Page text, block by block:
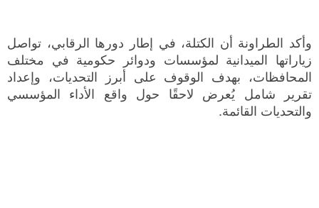
وأكد الطراونة أن الكتلة، في إطار دورها الرقابي، تواصل
زياراتها الميدانية لمؤسسات ودوائر حكومية في مختلف
المحافظات، بهدف الوقوف على أبرز التحديات، وإعداد
تقرير شامل يُعرض لاحقًا حول واقع الأداء المؤسسي
والتحديات القائمة.